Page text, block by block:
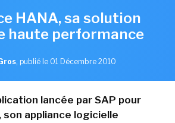
HANA, sa solution
haute performance
, publié le 01 Décembre 2010
lancée par SAP pour
son appliance logicielle